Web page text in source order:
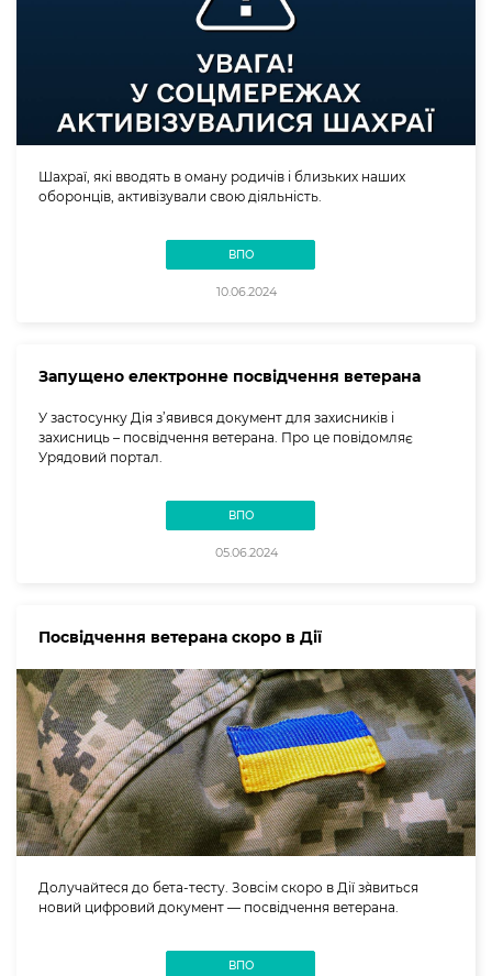
Шахраї, які вводять в оману родичів і близьких наших
оборонців, активізували свою діяльність.
ВПО
10.06.2024
Запущено електронне посвідчення ветерана
У застосунку Дія з’явився документ для захисників і
захисниць – посвідчення ветерана. Про це повідомляє
Урядовий портал.
ВПО
05.06.2024
Посвідчення ветерана скоро в Дії
Долучайтеся до бета-тесту. Зовсім скоро в Дії з`явиться
новий цифровий документ — посвідчення ветерана.
ВПО